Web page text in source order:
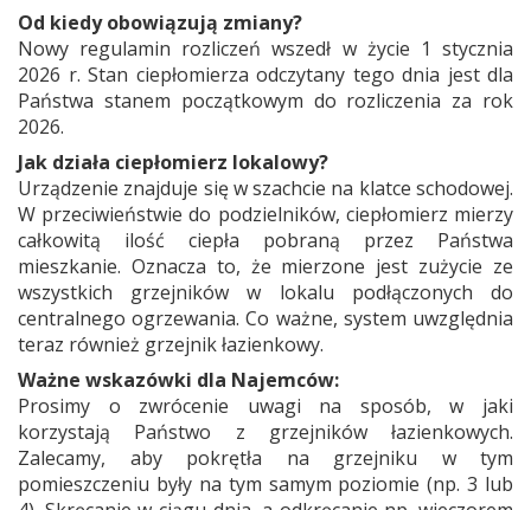
Od kiedy obowiązują zmiany?
Nowy regulamin rozliczeń wszedł w życie 1 stycznia
2026 r. Stan ciepłomierza odczytany tego dnia jest dla
Państwa stanem początkowym do rozliczenia za rok
2026.
Jak działa ciepłomierz lokalowy?
Urządzenie znajduje się w szachcie na klatce schodowej.
W przeciwieństwie do podzielników, ciepłomierz mierzy
całkowitą ilość ciepła pobraną przez Państwa
mieszkanie. Oznacza to, że mierzone jest zużycie ze
wszystkich grzejników w lokalu podłączonych do
centralnego ogrzewania. Co ważne, system uwzględnia
teraz również grzejnik łazienkowy.
Ważne wskazówki dla Najemców:
Prosimy o zwrócenie uwagi na sposób, w jaki
korzystają Państwo z grzejników łazienkowych.
Zalecamy, aby pokrętła na grzejniku w tym
pomieszczeniu były na tym samym poziomie (np. 3 lub